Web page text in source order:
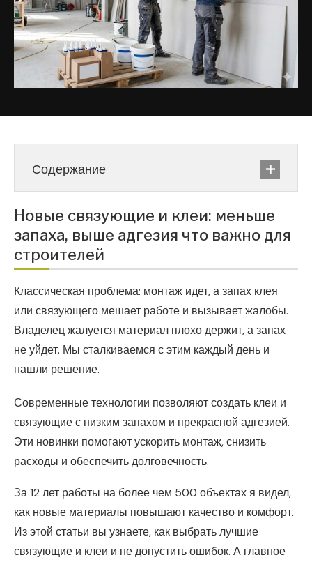
Содержание
Новые связующие и клеи: меньше
запаха, выше адгезия что важно для
строителей
Классическая проблема: монтаж идет, а запах клея
или связующего мешает работе и вызывает жалобы.
Владелец жалуется материал плохо держит, а запах
не уйдет. Мы сталкиваемся с этим каждый день и
нашли решение.
Современные технологии позволяют создать клеи и
связующие с низким запахом и прекрасной адгезией.
Эти новинки помогают ускорить монтаж, снизить
расходы и обеспечить долговечность.
За 12 лет работы на более чем 500 объектах я видел,
как новые материалы повышают качество и комфорт.
Из этой статьи вы узнаете, как выбрать лучшие
связующие и клеи и не допустить ошибок. А главное